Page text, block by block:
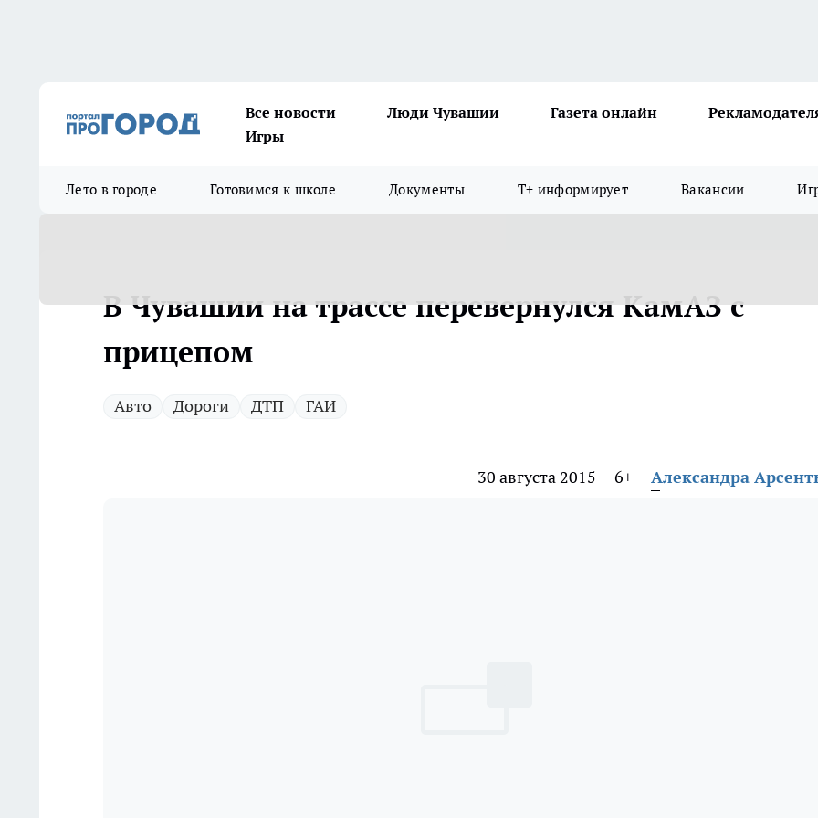
Все новости Люди Чувашии Газета онлайн
Игры
Лето в городе Готовимся к школе Документы Т+ информирует Вакансии
В Чувашии на трассе перевернулся КамАЗ с
прицепом
Авто Дороги ДТП ГАИ
30 августа 2015 6+ Александра